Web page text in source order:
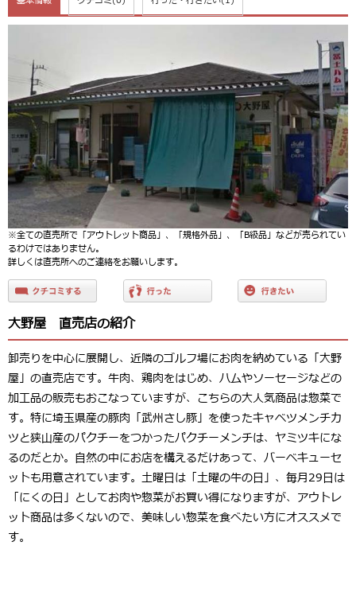
※全ての直売所で「アウトレット商品」、「規格外品」、「B級品」などが売られてい
るわけではありません。
詳しくは直売所へのご連絡をお願いします。
大野屋 直売店の紹介
卸売りを中心に展開し、近隣のゴルフ場にお肉を納めている「大野
屋」の直売店です。牛肉、鶏肉をはじめ、ハムやソーセージなどの
加工品の販売もおこなっていますが、こちらの大人気商品は惣菜で
す。特に埼玉県産の豚肉「武州さし豚」を使ったキャベツメンチカ
ツと狭山産のパクチーをつかったパクチーメンチは、ヤミツキにな
るのだとか。自然の中にお店を構えるだけあって、バーベキューセ
ットも用意されています。土曜日は「土曜の牛の日」、毎月29日は
「にくの日」としてお肉や惣菜がお買い得になりますが、アウトレ
ット商品は多くないので、美味しい惣菜を食べたい方にオススメで
す。